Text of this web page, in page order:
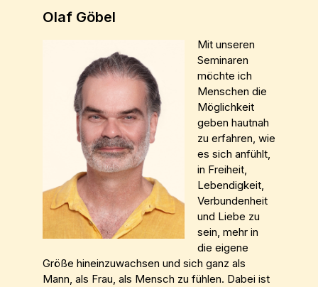
Olaf Göbel
Mit unseren
Seminaren
möchte ich
Menschen die
Möglichkeit
geben hautnah
zu erfahren, wie
es sich anfühlt,
in Freiheit,
Lebendigkeit,
Verbundenheit
und Liebe zu
sein, mehr in
die eigene
Größe hineinzuwachsen und sich ganz als
Mann, als Frau, als Mensch zu fühlen. Dabei ist